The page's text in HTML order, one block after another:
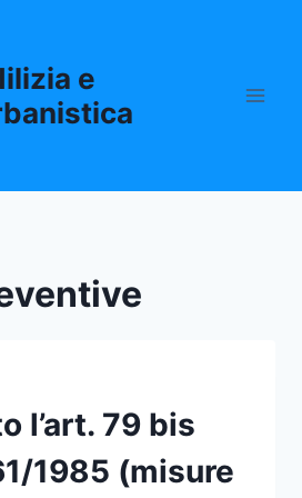
e
l’art. 79 bis
1985 (misure